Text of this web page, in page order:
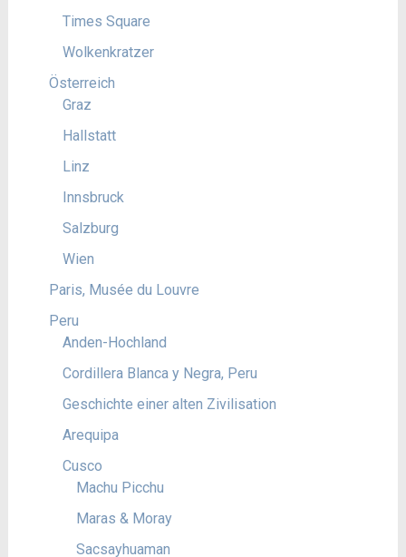
Times Square
Wolkenkratzer
Österreich
Graz
Hallstatt
Linz
Innsbruck
Salzburg
Wien
Paris, Musée du Louvre
Peru
Anden-Hochland
Cordillera Blanca y Negra, Peru
Geschichte einer alten Zivilisation
Arequipa
Cusco
Machu Picchu
Maras & Moray
Sacsayhuaman